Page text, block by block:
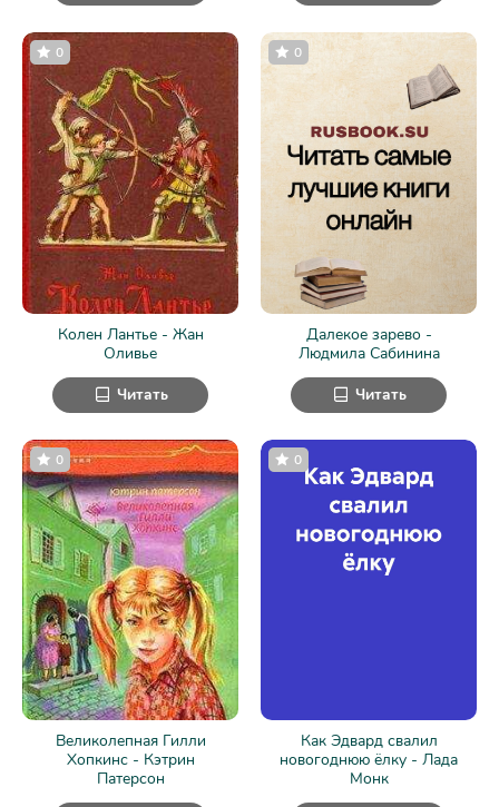
Колен Лантье - Жан
Оливье
0
Читать
Далекое зарево -
Людмила Сабинина
0
Читать
Великолепная Гилли
Хопкинс - Кэтрин
Патерсон
0
Как Эдвард свалил
новогоднюю ёлку - Лада
Монк
0